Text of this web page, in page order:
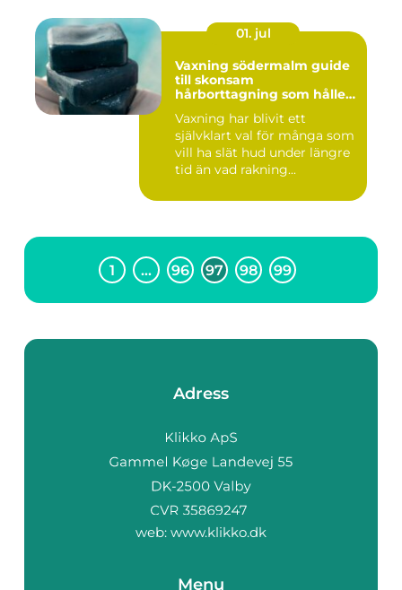
01. jul
Vaxning södermalm guide
till skonsam
hårborttagning som håller
Vaxning har blivit ett
självklart val för många som
vill ha slät hud under längre
tid än vad rakning...
1 … 96 97 98 99
Adress
web: www.klikko.dk
Menu